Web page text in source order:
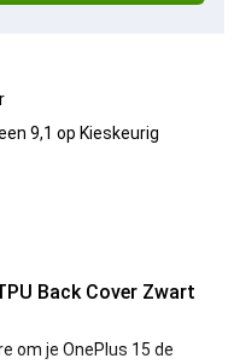
9,1 op Kieskeurig
Back Cover Zwart
om je OnePlus 15 de